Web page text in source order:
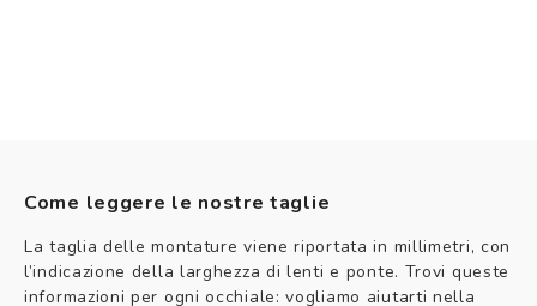
Come leggere le nostre taglie
La taglia delle montature viene riportata in millimetri, con
l’indicazione della larghezza di lenti e ponte. Trovi queste
informazioni per ogni occhiale: vogliamo aiutarti nella